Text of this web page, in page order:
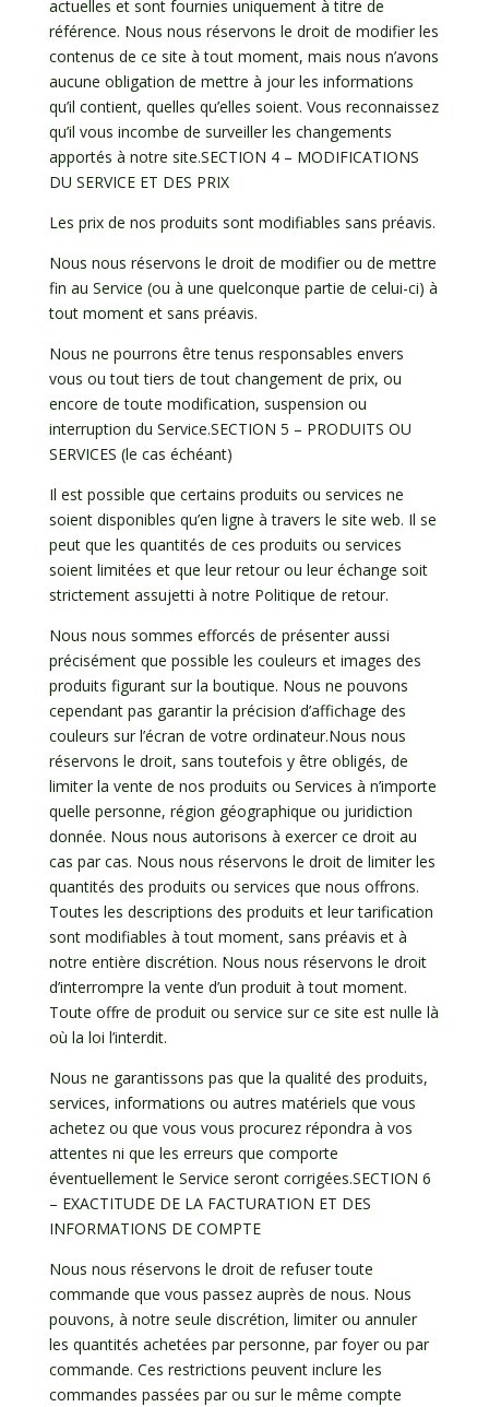
actuelles et sont fournies uniquement à titre de
référence. Nous nous réservons le droit de modifier les
contenus de ce site à tout moment, mais nous n’avons
aucune obligation de mettre à jour les informations
qu’il contient, quelles qu’elles soient. Vous reconnaissez
qu’il vous incombe de surveiller les changements
apportés à notre site.SECTION 4 – MODIFICATIONS
DU SERVICE ET DES PRIX
Les prix de nos produits sont modifiables sans préavis.
Nous nous réservons le droit de modifier ou de mettre
fin au Service (ou à une quelconque partie de celui-ci) à
tout moment et sans préavis.
Nous ne pourrons être tenus responsables envers
vous ou tout tiers de tout changement de prix, ou
encore de toute modification, suspension ou
interruption du Service.SECTION 5 – PRODUITS OU
SERVICES (le cas échéant)
Il est possible que certains produits ou services ne
soient disponibles qu’en ligne à travers le site web. Il se
peut que les quantités de ces produits ou services
soient limitées et que leur retour ou leur échange soit
strictement assujetti à notre Politique de retour.
Nous nous sommes efforcés de présenter aussi
précisément que possible les couleurs et images des
produits figurant sur la boutique. Nous ne pouvons
cependant pas garantir la précision d’affichage des
couleurs sur l’écran de votre ordinateur.Nous nous
réservons le droit, sans toutefois y être obligés, de
limiter la vente de nos produits ou Services à n’importe
quelle personne, région géographique ou juridiction
donnée. Nous nous autorisons à exercer ce droit au
cas par cas. Nous nous réservons le droit de limiter les
quantités des produits ou services que nous offrons.
Toutes les descriptions des produits et leur tarification
sont modifiables à tout moment, sans préavis et à
notre entière discrétion. Nous nous réservons le droit
d’interrompre la vente d’un produit à tout moment.
Toute offre de produit ou service sur ce site est nulle là
où la loi l’interdit.
Nous ne garantissons pas que la qualité des produits,
services, informations ou autres matériels que vous
achetez ou que vous vous procurez répondra à vos
attentes ni que les erreurs que comporte
éventuellement le Service seront corrigées.SECTION 6
– EXACTITUDE DE LA FACTURATION ET DES
INFORMATIONS DE COMPTE
Nous nous réservons le droit de refuser toute
commande que vous passez auprès de nous. Nous
pouvons, à notre seule discrétion, limiter ou annuler
les quantités achetées par personne, par foyer ou par
commande. Ces restrictions peuvent inclure les
commandes passées par ou sur le même compte